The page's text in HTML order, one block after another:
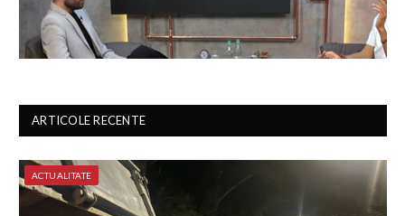
ARTICOLE RECENTE
ACTUALITATE